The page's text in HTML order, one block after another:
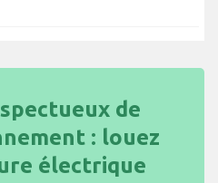
de
: louez
électrique